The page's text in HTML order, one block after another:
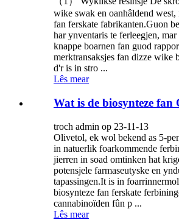
wike swak en oanhâldend west,
fan ferskate fabrikanten.Guon
har ynventaris te ferleegjen,
knappe boarnen fan guod
merktransaksjes fan dizze wike
d'r is in stro ...
Lês mear
Wat is de biosynteze fan
troch admin op 23-11-13
Olivetol, ek wol bekend as 5-
in natuerlik foarkommende
jierren in soad omtinken hat
potensjele farmaseutyske en
tapassingen.It is in
biosynteze fan ferskate
cannabinoïden fûn p ...
Lês mear